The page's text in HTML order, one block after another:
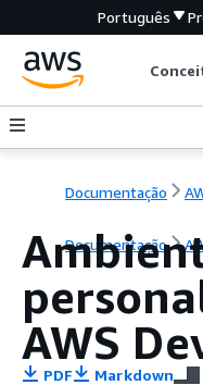
Português
Documentação
Documentação
AWS
PDF Markdown